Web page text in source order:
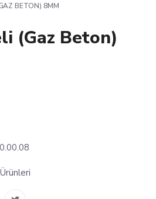
BETON) 8MM
(Gaz Beton)